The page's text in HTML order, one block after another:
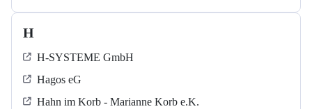
H
H-SYSTEME GmbH
Hagos eG
Hahn im Korb - Marianne Korb e.K.